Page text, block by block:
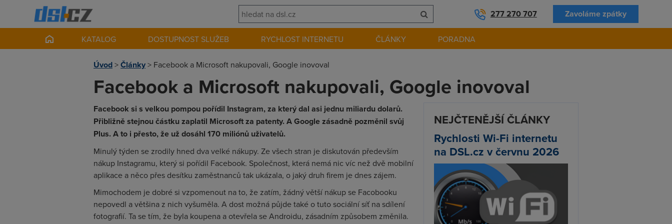
277 270 707 Zavoláme zpátky
KATALOG DOSTUPNOST SLUŽEB RYCHLOST INTERNETU ČLÁNKY PORADNA
Úvod>Články> Facebook a Microsoft nakupovali, Google inovoval
Facebook a Microsoft nakupovali, Google inovoval
Facebook si s velkou pompou pořídil Instagram, za který dal asi jednu miliardu dolarů.
Přibližně stejnou částku zaplatil Microsoft za patenty. A Google zásadně pozměnil svůj
Plus. A to i přesto, že už dosáhl 170 miliónů uživatelů.
Minulý týden se zrodily hned dva velké nákupy. Ze všech stran je diskutován především
nákup Instagramu, který si pořídil Facebook. Společnost, která nemá nic víc než dvě mobilní
aplikace a něco přes desítku zaměstnanců tak ukázala, o jaký druh firem je dnes zájem.
Mimochodem je dobré si vzpomenout na to, že zatím, žádný větší nákup se Facobooku
nepovedl a většina z nich vyšuměla. A dost možná půjde také o tuto sociální síť na sdílení
fotografií. Ta se tím, že byla koupena a otevřela se Androidu, zásadním způsobem změnila.
NEJČTENĚJŠÍ ČLÁNKY
Rychlosti Wi-Fi internetu
na DSL.cz v červnu 2026